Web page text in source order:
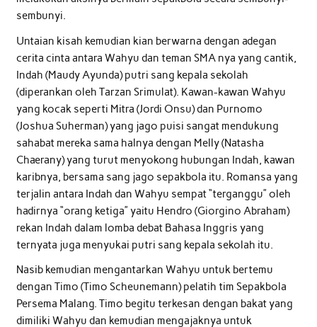
sembunyi.
Untaian kisah kemudian kian berwarna dengan adegan
cerita cinta antara Wahyu dan teman SMA nya yang cantik,
Indah (Maudy Ayunda) putri sang kepala sekolah
(diperankan oleh Tarzan Srimulat). Kawan-kawan Wahyu
yang kocak seperti Mitra (Jordi Onsu) dan Purnomo
(Joshua Suherman) yang jago puisi sangat mendukung
sahabat mereka sama halnya dengan Melly (Natasha
Chaerany) yang turut menyokong hubungan Indah, kawan
karibnya, bersama sang jago sepakbola itu. Romansa yang
terjalin antara Indah dan Wahyu sempat “terganggu” oleh
hadirnya “orang ketiga” yaitu Hendro (Giorgino Abraham)
rekan Indah dalam lomba debat Bahasa Inggris yang
ternyata juga menyukai putri sang kepala sekolah itu.
Nasib kemudian mengantarkan Wahyu untuk bertemu
dengan Timo (Timo Scheunemann) pelatih tim Sepakbola
Persema Malang. Timo begitu terkesan dengan bakat yang
dimiliki Wahyu dan kemudian mengajaknya untuk